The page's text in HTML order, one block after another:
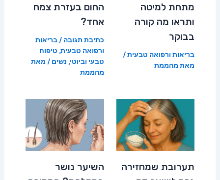
מתחת למיטה
ותראו מה קורה
בבוקר
בריאות ורפואה טבעית/
מאת מהממת
החום בעזרת צמח
אחד?
כתיבת תגובה /בריאות
ורפואה טבעית, טיפוח
טבעי וביוטי, נשים / מאת
מהממת
תערובת שמחזירה
השיער נושר